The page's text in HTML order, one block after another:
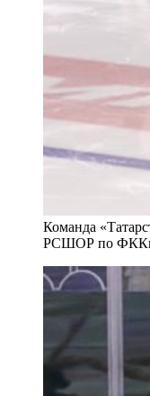
Команда
РСШОР по